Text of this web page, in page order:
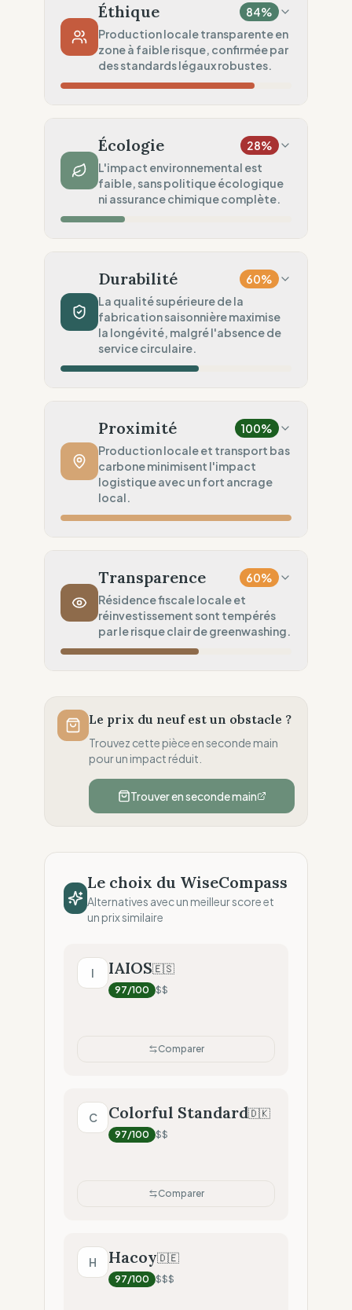
Éthique 84%
Production locale transparente en
zone à faible risque, confirmée par
des standards légaux robustes.
Violations sporadiques (Europe)
Traçabilité
Surveillance régionale standard
Audits Sociaux
Écologie 28%
L'impact environnemental est
faible, sans politique écologique
ni assurance chimique complète.
Majorité synthétiques vierges
Sécurité Chimique
Normes REACH (Sécurité)
Engagement Environnemental
Aucune politique publique
Durabilité 60%
La qualité supérieure de la
fabrication saisonnière maximise
la longévité, malgré l'absence de
service circulaire.
Traditionnel (Collections saisonnières)
Robustesse du Produit 100%
Qualité supérieure (Workwear / Haute
densité)
Services Circulaires 0%
Proximité 100%
Production locale et transport bas
carbone minimisent l'impact
logistique avec un fort ancrage
local.
Production locale (Faible empreinte)
Politique de Transport
Transit bas carbone (Proximité)
Ancrage Local
Transparence 60%
Résidence fiscale locale et
réinvestissement sont tempérés
par le risque clair de greenwashing.
Allocation des Profits
Standard (Réinvestissement interne)
Clarté des Allégations 0%
Risque de Greenwashing (Allégations non
Le prix du neuf est un obstacle ?
Trouvez cette pièce en seconde main
pour un impact réduit.
Trouver en seconde main
Le choix du WiseCompass
Alternatives avec un meilleur score et
un prix similaire
I IAIOS🇪🇸
97/100 $$
Comparer
C Colorful Standard🇩🇰
97/100 $$
Comparer
H Hacoy🇩🇪
97/100 $$$